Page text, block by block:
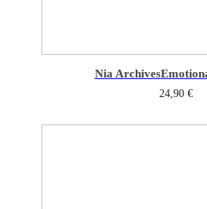
Nia Archives
24,90 €